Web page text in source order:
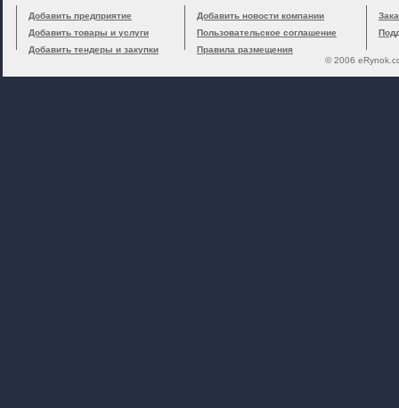
Добавить предприятие
Добавить товары и услуги
Добавить тендеры и закупки
Добавить новости компании
Пользовательское соглашение
Правила размещения
© 2006